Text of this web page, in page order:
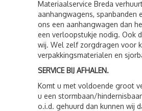
Materiaalservice Breda
aanhangwagens, spanbanden
ons een aanhangwagen dan
een verloopstukje nodig. Ook
wij. Wel zelf zorgdragen voor
verpakkingsmaterialen en
SERVICE BIJ AFHALEN.
Komt u met voldoende groot
u een stormbaan/
o.i.d. gehuurd dan kunnen wij